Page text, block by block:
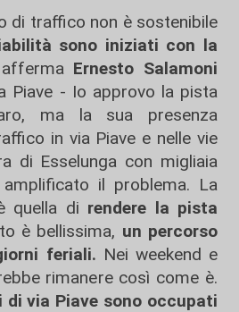
di traffico non è sostenibile
sono iniziati con la
Ernesto Salamoni
Piave - Io approvo la pista
ma la sua presenza
in via Piave e nelle vie
di Esselunga con migliaia
il problema. La
quella di rendere la pista
è bellissima, un percorso
feriali. Nei weekend e
rimanere così come è.
di via Piave sono occupati